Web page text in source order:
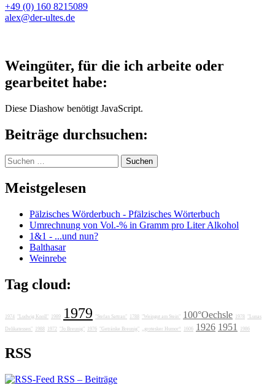
+49 (0) 160 8215089
alex@der-ultes.de
Weingüter, für die ich arbeite oder
gearbeitet habe:
Diese Diashow benötigt JavaScript.
Beiträge durchsuchen:
Suchen
nach:
Meistgelesen
Pälzisches Wörderbuch - Pfälzisches Wörterbuch
Umrechnung von Vol.-% in Gramm pro Liter Alkohol
1&1 - ...und nun?
Balthasar
Weinrebe
Tag cloud:
1974 "Ludwig Knoll" 1989 1979 "Stefan Sattran" 1788 "Weingut am Stein" 100°Oechsle 1978 "Lunas
Delikatessen" 1988 1972 "Jo Breunig" 1976 "Getränke Breunig" „grotesker Humor“ 1606 1926 1951 1986
RSS
RSS – Beiträge